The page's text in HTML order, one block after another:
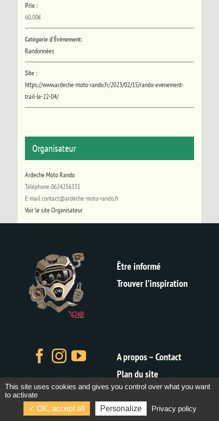
Prix :
60,00€
Catégorie d’Évènement:
Randonnées
Site :
https://www.ardeche-moto-rando.fr/2023/02/15/rando-evenement-
trail-le-22-04/
Organisateur
Ardeche Moto Rando
Téléphone 0624256331
E-mailcontact@ardeche-moto-rando.fr
Voir le site Organisateur
Être informé
Trouver l’inspiration
A propos – Contact
Plan du site
Mentions légales
CGV
This site uses cookies and gives you control over what you want
to activate
OK, accept all
Personalize Privacy policy